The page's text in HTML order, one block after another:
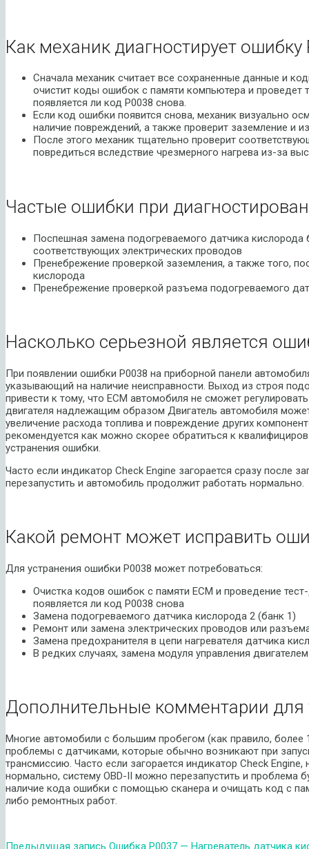
Как механик диагностирует ошибку
Сначала механик считает все сохраненные данные и
очистит коды ошибок с памяти компьютера и проведет
появляется ли код P0038 снова.
Если код ошибки появится снова, механик визуально
наличие повреждений, а также проверит заземление и
После этого механик тщательно проверит
повредиться вследствие чрезмерного нагрева из-за
Частые ошибки при
Поспешная замена подогреваемого датчика кислорода
соответствующих электрических проводов
Пренебрежение проверкой заземления, а также того,
кислорода
Пренебрежение проверкой разъема подогреваемого
Насколько серьезной является
При появлении ошибки P0038 на приборной панели
указывающий на наличие неисправности. Выход из строя
привести к тому, что ECM автомобиля не сможет
двигателя надлежащим образом Двигатель автомобиля
увеличение расхода топлива и повреждение других
рекомендуется как можно скорее обратиться к
устранения ошибки.
Часто если индикатор Check Engine загорается сразу после
перезапустить и автомобиль продолжит работать нормально.
Какой ремонт может исправить
Для устранения ошибки P0038 может потребоваться:
Очистка кодов ошибок с памяти ECM и проведение
появляется ли код P0038 снова
Замена подогреваемого датчика кислорода 2 (банк 1)
Ремонт или замена электрических проводов или
Замена предохранителя в цепи нагревателя датчика
В редких случаях, замена модуля управления
Дополнительные комментарии для
Многие автомобили с большим пробегом (как правило,
проблемы с датчиками, которые обычно возникают при
трансмиссию. Часто если загорается индикатор Check
нормально, систему OBD-II можно перезапустить и проблема
наличие кода ошибки с помощью сканера и очищать код с
либо ремонтных работ.
Предыдущая запись Ошибка P0037 — Нагреватель датчика